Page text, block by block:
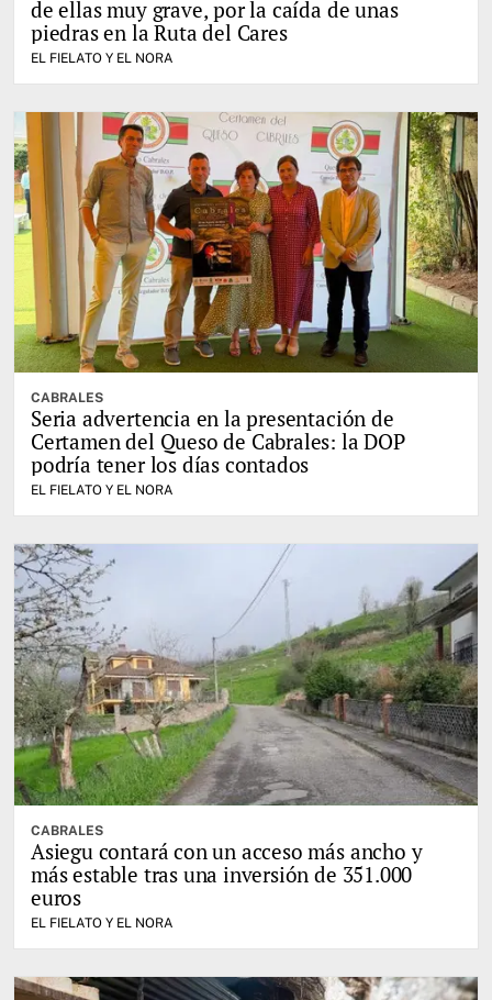
de ellas muy grave, por la caída de unas
piedras en la Ruta del Cares
EL FIELATO Y EL NORA
CABRALES
Seria advertencia en la presentación de
Certamen del Queso de Cabrales: la DOP
podría tener los días contados
EL FIELATO Y EL NORA
CABRALES
Asiegu contará con un acceso más ancho y
más estable tras una inversión de 351.000
euros
EL FIELATO Y EL NORA